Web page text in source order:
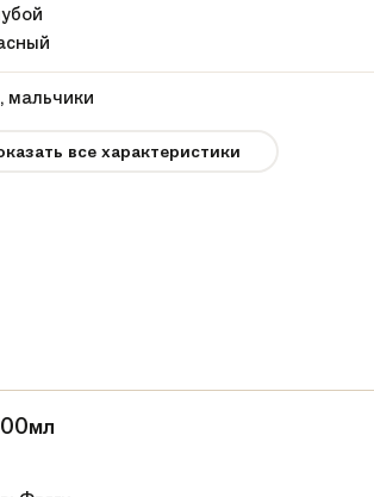
мальчики
колеса
все характеристики